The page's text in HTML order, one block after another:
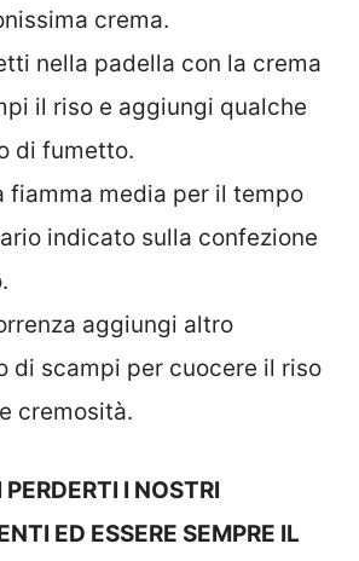
crema.
nella padella con la crema
il riso e aggiungi qualche
di fumetto.
fiamma media per il tempo
indicato sulla confezione
aggiungi altro
di scampi per cuocere il riso
cremosità.
I NOSTRI
ED ESSERE SEMPRE IL